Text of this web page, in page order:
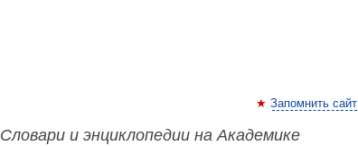
Запомнить сайт
Словари и энциклопедии на Академике